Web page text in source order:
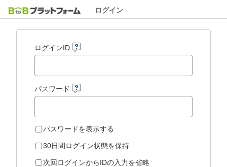
ログイン
ログインID
パスワード
パスワードを表示する
30日間ログイン状態を保持
次回ログインからIDの入力を省略